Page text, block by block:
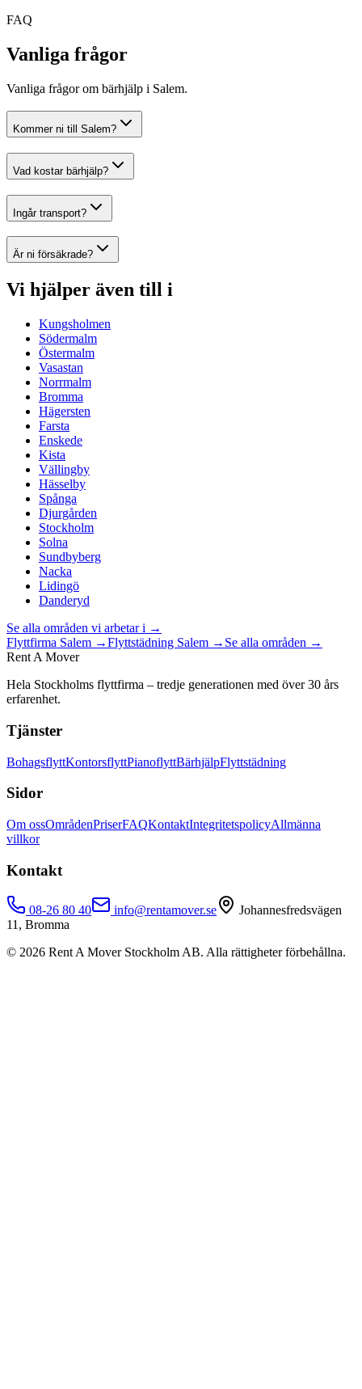
FAQ
Vanliga frågor
Vanliga frågor om bärhjälp i Salem.
Kommer ni till Salem?
Vad kostar bärhjälp?
Ingår transport?
Är ni försäkrade?
Vi hjälper även till i
Kungsholmen
Södermalm
Östermalm
Vasastan
Norrmalm
Bromma
Hägersten
Farsta
Enskede
Kista
Vällingby
Hässelby
Spånga
Djurgården
Stockholm
Solna
Sundbyberg
Nacka
Lidingö
Danderyd
Se alla områden vi arbetar i →
Flyttfirma Salem →Flyttstädning Salem → Se alla områden →
Rent A Mover
Hela Stockholms flyttfirma – tredje generationen med över 30 års
erfarenhet.
Tjänster
BohagsflyttKontorsflyttPianoflyttBärhjälpFlyttstädning
Sidor
Om ossOmrådenPriserFAQKontaktIntegritetspolicyAllmänna
villkor
Kontakt
08-26 80 40 info@rentamover.se
Johannesfredsvägen
11, Bromma
© 2026 Rent A Mover Stockholm AB. Alla rättigheter förbehållna.